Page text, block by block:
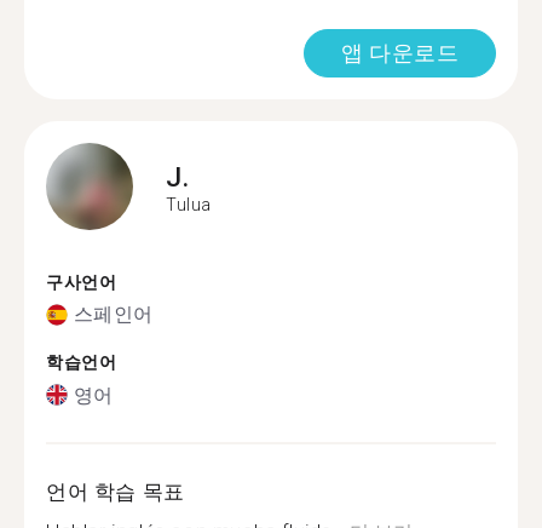
앱 다운로드
J.
Tulua
구사언어
스페인어
학습언어
영어
언어 학습 목표